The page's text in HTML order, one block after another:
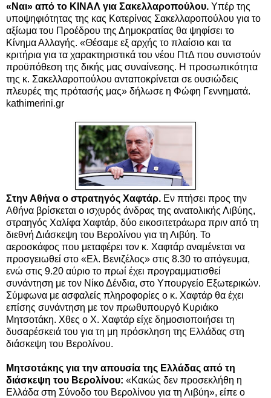
«Ναι» από το ΚΙΝΑΛ για Σακελλαροπούλου. Υπέρ της
υποψηφιότητας της κας Κατερίνας Σακελλαροπούλου για το
αξίωμα του Προέδρου της Δημοκρατίας θα ψηφίσει το
Κίνημα Αλλαγής. «Θέσαμε εξ αρχής το πλαίσιο και τα
κριτήρια για τα χαρακτηριστικά του νέου ΠτΔ που συνιστούν
προϋπόθεση της δικής μας συναίνεσης. Η προσωπικότητα
της κ. Σακελλαροπούλου ανταποκρίνεται σε ουσιώδεις
πλευρές της πρότασής μας» δήλωσε η Φώφη Γεννηματά.
kathimerini.gr
Στην Αθήνα ο στρατηγός Χαφτάρ. Εν πτήσει προς την
Αθήνα βρίσκεται ο ισχυρός άνδρας της ανατολικής Λιβύης,
στραηγός Χαλίφα Χαφτάρ, δύο εικοσιτετράωρα πριν από τη
διεθνή Διάσκεψη του Βερολίνου για τη Λιβύη. Το
αεροσκάφος που μεταφέρει τον κ. Χαφτάρ αναμένεται να
προσγειωθεί στο «Ελ. Βενιζέλος» στις 8.30 το απόγευμα,
ενώ στις 9.20 αύριο το πρωί έχει προγραμματισθεί
συνάντηση με τον Νίκο Δένδια, στο Υπουργείο Εξωτερικών.
Σύμφωνα με ασφαλείς πληροφορίες ο κ. Χαφτάρ θα έχει
επίσης συνάντηση με τον πρωθυπουργό Κυριάκο
Μητσοτάκη. Χθες ο Χ. Χαφτάρ είχε δημοσιοποιήσει τη
δυσαρέσκειά του για τη μη πρόσκληση της Ελλάδας στη
διάσκεψη του Βερολίνου.
Μητσοτάκης για την απουσία της Ελλάδας από τη
διάσκεψη του Βερολίνου: «Κακώς δεν προσεκλήθη η
Ελλάδα στη Σύνοδο του Βερολίνου για τη Λιβύη», είπε ο